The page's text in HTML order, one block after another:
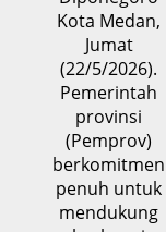
Kota Medan,
Jumat
(22/5/2026).
Pemerintah
provinsi
(Pemprov)
berkomitmen
penuh untuk
mendukung